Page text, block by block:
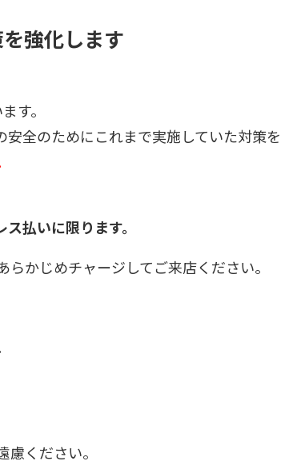
強化します
す。
全のためにこれまで実施していた対策を
払いに限ります。
かじめチャージしてご来店ください。
ください。